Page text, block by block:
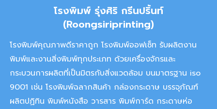
โรงพิมพ์ รุ่งศิริ กรีนปริ้นท์
(Roongsiriprinting)
โรงพิมพ์คุณภาพดีราคาถูก โรงพิมพ์ออฟเซ็ท รับผลิตงาน
พิมพ์และงานสิ่งพิมพ์ทุกประเภท ด้วยเครื่องจักรและ
กระบวนการผลิตที่เป็นมิตรกับสิ่งแวดล้อม บนมาตรฐาน iso
9001 เช่น โรงพิมพ์ฉลากสินค้า กล่องกระดาษ บรรจุภัณฑ์
ผลิตปฏิทิน พิมพ์หนังสือ วารสาร พิมพ์การ์ด กระดาษห่อ